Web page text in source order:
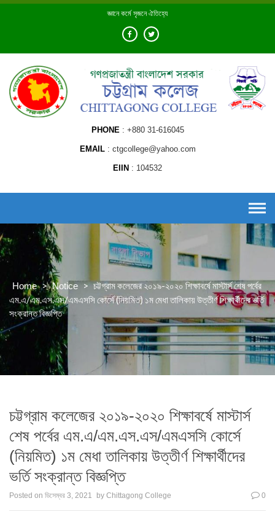
Skip
জ্ঞানে কর্মে সৃজনে ঐতিহ্যে
PHONE +880 31-616045
EMAIL ctgcollege@yahoo.com
EIIN 104532
Home > Notice > চট্টগ্রাম কলেজের ২০১৯-২০২০ শিক্ষাবর্ষে মাস্টার্স শেষ পর্বের
এম.এ/এম.এস.এস/এমএসসি কোর্সে (নিয়মিত) ১ম মেধা তালিকায় উত্তীর্ণ শিক্ষার্থীদের ভর্তি
সংক্রান্ত বিজ্ঞপ্তি
চট্টগ্রাম কলেজের ২০১৯-২০২০ শিক্ষাবর্ষে মাস্টার্স
শেষ পর্বের এম.এ/এম.এস.এস/এমএসসি কোর্সে
(নিয়মিত) ১ম মেধা তালিকায় উত্তীর্ণ শিক্ষার্থীদের
ভর্তি সংক্রান্ত বিজ্ঞপ্তি
Posted on ডিসেম্বর 3, 2021 by Chittagong College 0